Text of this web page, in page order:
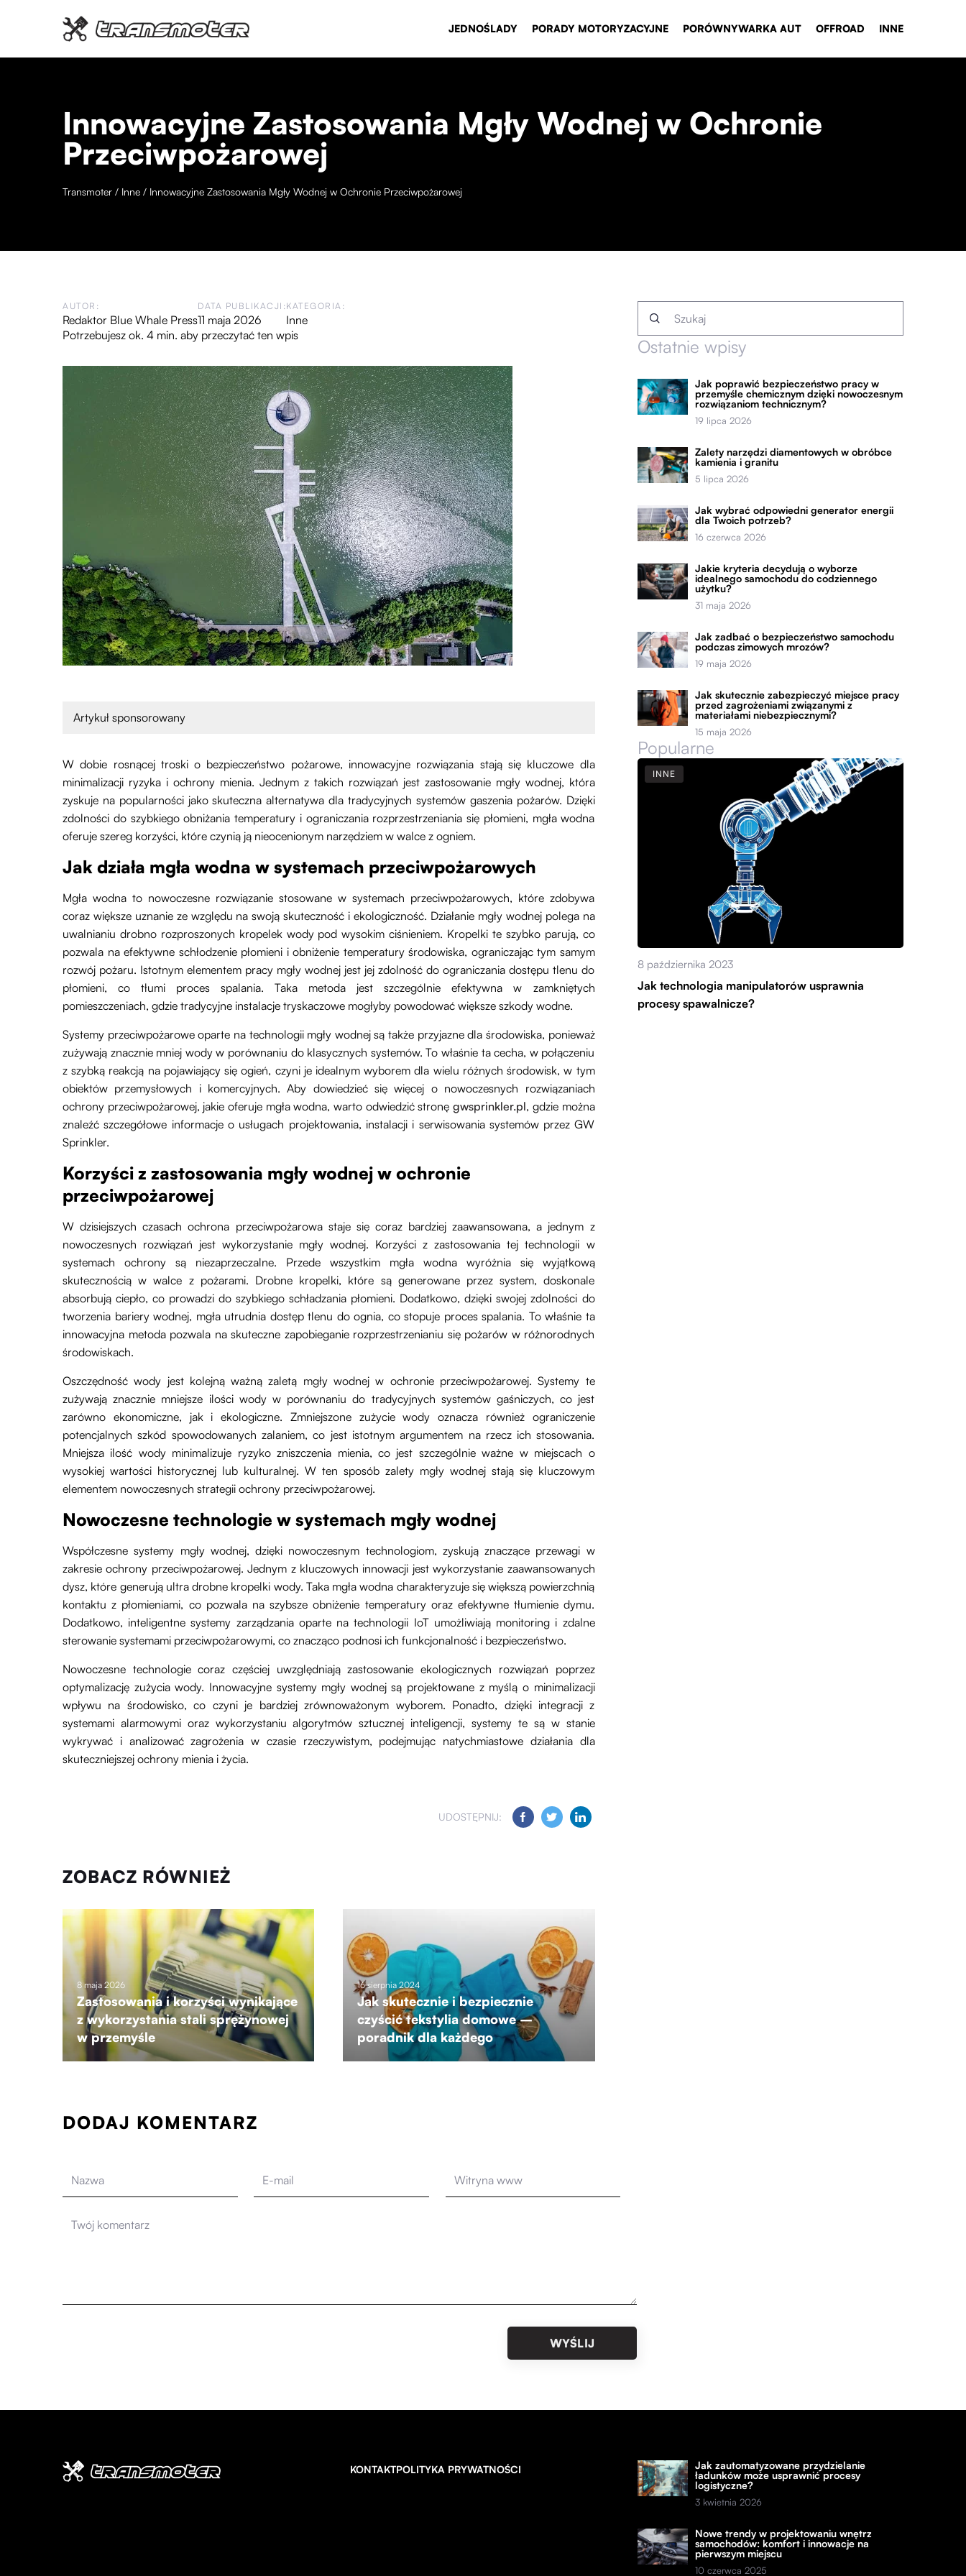
JEDNOŚLADY PORADY MOTORYZACYJNE PORÓWNYWARKA AUT OFFROAD INNE
Innowacyjne Zastosowania Mgły Wodnej w Ochronie
Przeciwpożarowej
Transmoter / Inne / Innowacyjne Zastosowania Mgły Wodnej w Ochronie Przeciwpożarowej
AUTOR:
Redaktor Blue Whale Press
DATA PUBLIKACJI:
11 maja 2026
KATEGORIA:
Inne
Potrzebujesz ok. 4 min. aby przeczytać ten wpis
Artykuł sponsorowany
W dobie rosnącej troski o bezpieczeństwo pożarowe, innowacyjne rozwiązania stają się kluczowe dla
minimalizacji ryzyka i ochrony mienia. Jednym z takich rozwiązań jest zastosowanie mgły wodnej, która
zyskuje na popularności jako skuteczna alternatywa dla tradycyjnych systemów gaszenia pożarów. Dzięki
zdolności do szybkiego obniżania temperatury i ograniczania rozprzestrzeniania się płomieni, mgła wodna
oferuje szereg korzyści, które czynią ją nieocenionym narzędziem w walce z ogniem.
Jak działa mgła wodna w systemach przeciwpożarowych
Mgła wodna to nowoczesne rozwiązanie stosowane w systemach przeciwpożarowych, które zdobywa
coraz większe uznanie ze względu na swoją skuteczność i ekologiczność. Działanie mgły wodnej polega na
uwalnianiu drobno rozproszonych kropelek wody pod wysokim ciśnieniem. Kropelki te szybko parują, co
pozwala na efektywne schłodzenie płomieni i obniżenie temperatury środowiska, ograniczając tym samym
rozwój pożaru. Istotnym elementem pracy mgły wodnej jest jej zdolność do ograniczania dostępu tlenu do
płomieni, co tłumi proces spalania. Taka metoda jest szczególnie efektywna w zamkniętych
pomieszczeniach, gdzie tradycyjne instalacje tryskaczowe mogłyby powodować większe szkody wodne.
Systemy przeciwpożarowe oparte na technologii mgły wodnej są także przyjazne dla środowiska, ponieważ
zużywają znacznie mniej wody w porównaniu do klasycznych systemów. To właśnie ta cecha, w połączeniu
z szybką reakcją na pojawiający się ogień, czyni je idealnym wyborem dla wielu różnych środowisk, w tym
obiektów przemysłowych i komercyjnych. Aby dowiedzieć się więcej o nowoczesnych rozwiązaniach
ochrony przeciwpożarowej, jakie oferuje mgła wodna, warto odwiedzić stronęgwsprinkler.pl, gdzie można
znaleźć szczegółowe informacje o usługach projektowania, instalacji i serwisowania systemów przez GW
Sprinkler.
Korzyści z zastosowania mgły wodnej w ochronie
przeciwpożarowej
W dzisiejszych czasach ochrona przeciwpożarowa staje się coraz bardziej zaawansowana, a jednym z
nowoczesnych rozwiązań jest wykorzystanie mgły wodnej. Korzyści z zastosowania tej technologii w
systemach ochrony są niezaprzeczalne. Przede wszystkim mgła wodna wyróżnia się wyjątkową
skutecznością w walce z pożarami. Drobne kropelki, które są generowane przez system, doskonale
absorbują ciepło, co prowadzi do szybkiego schładzania płomieni. Dodatkowo, dzięki swojej zdolności do
tworzenia bariery wodnej, mgła utrudnia dostęp tlenu do ognia, co stopuje proces spalania. To właśnie ta
innowacyjna metoda pozwala na skuteczne zapobieganie rozprzestrzenianiu się pożarów w różnorodnych
środowiskach.
Oszczędność wody jest kolejną ważną zaletą mgły wodnej w ochronie przeciwpożarowej. Systemy te
zużywają znacznie mniejsze ilości wody w porównaniu do tradycyjnych systemów gaśniczych, co jest
zarówno ekonomiczne, jak i ekologiczne. Zmniejszone zużycie wody oznacza również ograniczenie
potencjalnych szkód spowodowanych zalaniem, co jest istotnym argumentem na rzecz ich stosowania.
Mniejsza ilość wody minimalizuje ryzyko zniszczenia mienia, co jest szczególnie ważne w miejscach o
wysokiej wartości historycznej lub kulturalnej. W ten sposób zalety mgły wodnej stają się kluczowym
elementem nowoczesnych strategii ochrony przeciwpożarowej.
Nowoczesne technologie w systemach mgły wodnej
Współczesne systemy mgły wodnej, dzięki nowoczesnym technologiom, zyskują znaczące przewagi w
zakresie ochrony przeciwpożarowej. Jednym z kluczowych innowacji jest wykorzystanie zaawansowanych
dysz, które generują ultra drobne kropelki wody. Taka mgła wodna charakteryzuje się większą powierzchnią
kontaktu z płomieniami, co pozwala na szybsze obniżenie temperatury oraz efektywne tłumienie dymu.
Dodatkowo, inteligentne systemy zarządzania oparte na technologii IoT umożliwiają monitoring i zdalne
sterowanie systemami przeciwpożarowymi, co znacząco podnosi ich funkcjonalność i bezpieczeństwo.
Nowoczesne technologie coraz częściej uwzględniają zastosowanie ekologicznych rozwiązań poprzez
optymalizację zużycia wody. Innowacyjne systemy mgły wodnej są projektowane z myślą o minimalizacji
wpływu na środowisko, co czyni je bardziej zrównoważonym wyborem. Ponadto, dzięki integracji z
systemami alarmowymi oraz wykorzystaniu algorytmów sztucznej inteligencji, systemy te są w stanie
wykrywać i analizować zagrożenia w czasie rzeczywistym, podejmując natychmiastowe działania dla
skuteczniejszej ochrony mienia i życia.
UDOSTĘPNIJ:
ZOBACZ RÓWNIEŻ
8 maja 2026
Zastosowania i korzyści wynikające
z wykorzystania stali sprężynowej
w przemyśle
16 sierpnia 2024
Jak skutecznie i bezpiecznie
czyścić tekstylia domowe –
poradnik dla każdego
Ostatnie wpisy
Jak poprawić bezpieczeństwo pracy w
przemyśle chemicznym dzięki nowoczesnym
rozwiązaniom technicznym?
19 lipca 2026
Zalety narzędzi diamentowych w obróbce
kamienia i granitu
5 lipca 2026
Jak wybrać odpowiedni generator energii
dla Twoich potrzeb?
16 czerwca 2026
Jakie kryteria decydują o wyborze
idealnego samochodu do codziennego
użytku?
31 maja 2026
Jak zadbać o bezpieczeństwo samochodu
podczas zimowych mrozów?
19 maja 2026
Jak skutecznie zabezpieczyć miejsce pracy
przed zagrożeniami związanymi z
materiałami niebezpiecznymi?
15 maja 2026
Popularne
INNE
8 października 2023
Jak technologia manipulatorów usprawnia
procesy spawalnicze?
DODAJ KOMENTARZ
KONTAKTPOLITYKA PRYWATNOŚCI
Jak zautomatyzowane przydzielanie
ładunków może usprawnić procesy
logistyczne?
3 kwietnia 2026
Nowe trendy w projektowaniu wnętrz
samochodów: komfort i innowacje na
pierwszym miejscu
10 czerwca 2025